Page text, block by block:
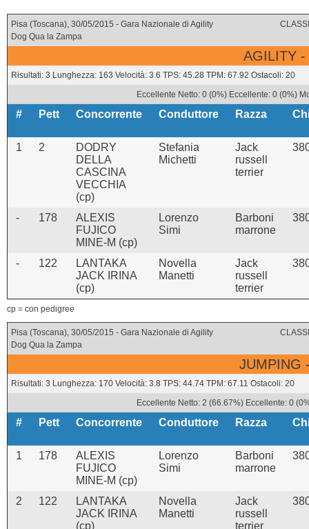
Pisa (Toscana), 30/05/2015 - Gara Nazionale di Agility
Dog Qua la Zampa
AGILITY -
Risultati: 3 Lunghezza: 163 Velocità: 3.6 TPS: 45.28 TPM: 67.92 Ostacoli: 20
Eccellente Netto: 0 (0%) Eccellente: 0 (0%)
# Pett Concorrente Conduttore Razza
1 2
DODRY
DELLA
CASCINA
VECCHIA
(cp)
Stefania
Michetti
Jack
russell
terrier
- 178
ALEXIS
FUJICO
MINE-M (cp)
Lorenzo
Simi
Barboni
marrone
- 122
LANTAKA
JACK IRINA
(cp)
Novella
Manetti
Jack
russell
terrier
cp = con pedigree
Pisa (Toscana), 30/05/2015 - Gara Nazionale di Agility
Dog Qua la Zampa
JUMPING
Risultati: 3 Lunghezza: 170 Velocità: 3.8 TPS: 44.74 TPM: 67.11 Ostacoli: 20
Eccellente Netto: 2 (66.67%) Eccellente: 0
# Pett Concorrente Conduttore Razza
1 178
ALEXIS
FUJICO
MINE-M (cp)
Lorenzo
Simi
Barboni
marrone
2 122
LANTAKA
JACK IRINA
(cp)
Novella
Manetti
Jack
russell
terrier